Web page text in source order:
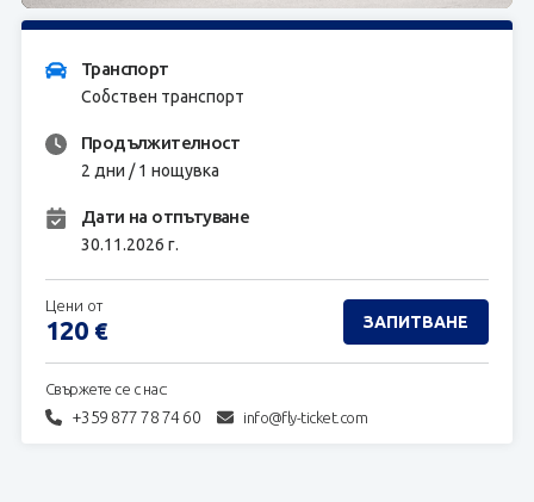
Транспорт
Собствен транспорт
Продължителност
2 дни / 1 нощувка
Дати на отпътуване
30.11.2026 г.
Свържете се с нас:
+359 877 78 74 60 info@fly-ticket.com
Цени от
120 € ЗАПИТВАНЕ